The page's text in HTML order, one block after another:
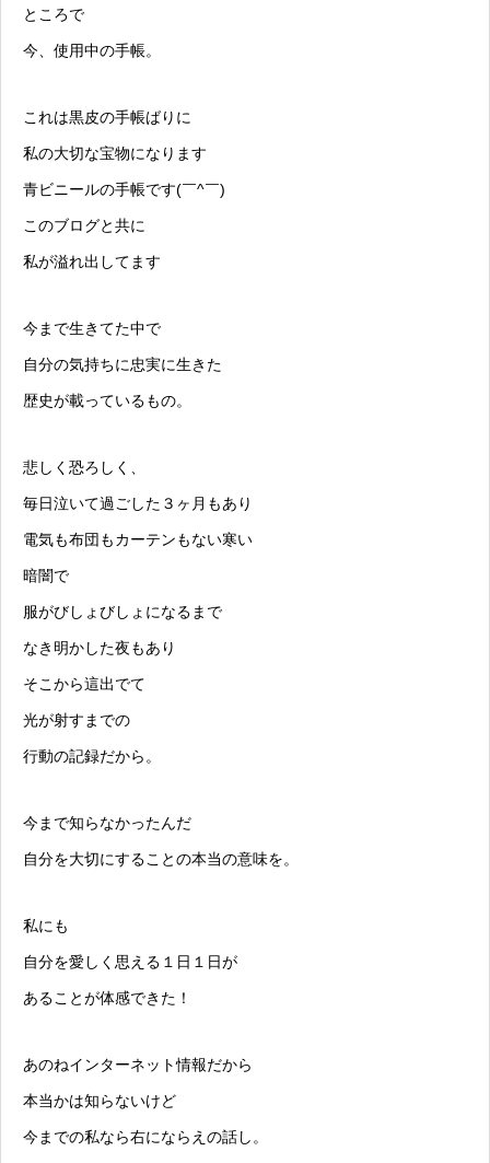
ところで
今、使用中の手帳。
これは黒皮の手帳ばりに
私の大切な宝物になります
青ビニールの手帳です(￣^￣)
このブログと共に
私が溢れ出してます
今まで生きてた中で
自分の気持ちに忠実に生きた
歴史が載っているもの。
悲しく恐ろしく、
毎日泣いて過ごした３ヶ月もあり
電気も布団もカーテンもない寒い
暗闇で
服がびしょびしょになるまで
なき明かした夜もあり
そこから這出でて
光が射すまでの
行動の記録だから。
今まで知らなかったんだ
自分を大切にすることの本当の意味を。
私にも
自分を愛しく思える１日１日が
あることが体感できた！
あのねインターネット情報だから
本当かは知らないけど
今までの私なら右にならえの話し。